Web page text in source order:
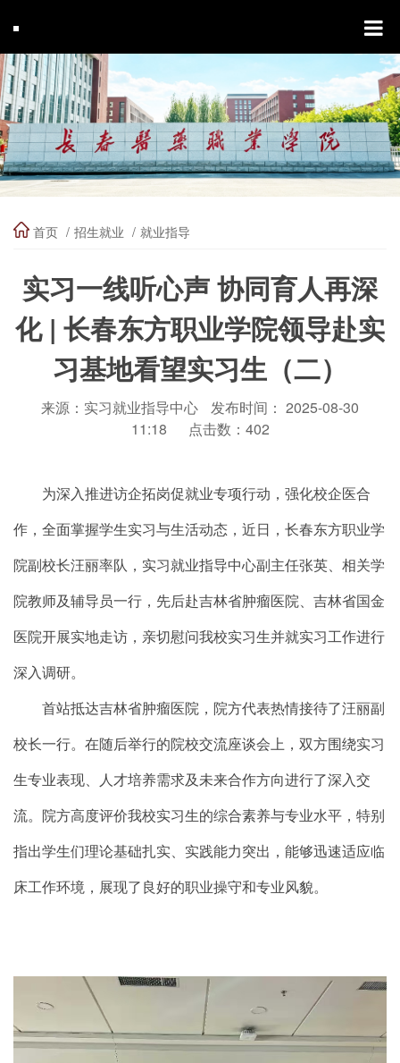
首页 招生就业 就业指导
实习一线听心声 协同育人再深
化 | 长春东方职业学院领导赴实
习基地看望实习生（二）
来源：实习就业指导中心
发布时间： 2025-08-30
11:18
点击数： 402
为深入推进访企拓岗促就业专项行动，强化校企医合
作，全面掌握学生实习与生活动态，近日，长春东方职业学
院副校长汪丽率队，实习就业指导中心副主任张英、相关学
院教师及辅导员一行，先后赴吉林省肿瘤医院、吉林省国金
医院开展实地走访，亲切慰问我校实习生并就实习工作进行
深入调研。
首站抵达吉林省肿瘤医院，院方代表热情接待了汪丽副
校长一行。在随后举行的院校交流座谈会上，双方围绕实习
生专业表现、人才培养需求及未来合作方向进行了深入交
流。院方高度评价我校实习生的综合素养与专业水平，特别
指出学生们理论基础扎实、实践能力突出，能够迅速适应临
床工作环境，展现了良好的职业操守和专业风貌。